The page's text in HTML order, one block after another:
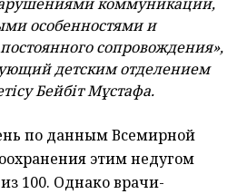
особенностями и
сопровождения»,
детским отделением
Бейбіт Мұстафа.
по данным Всемирной
этим недугом
100. Однако врачи-